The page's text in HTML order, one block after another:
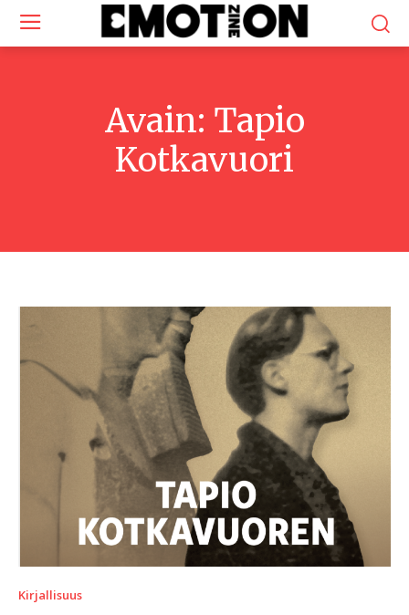
Avain: Tapio
Kotkavuori
Kirjallisuus